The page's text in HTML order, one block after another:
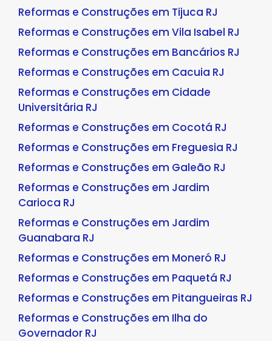
Reformas e Construções em Tijuca RJ
Reformas e Construções em Vila Isabel RJ
Reformas e Construções em Bancários RJ
Reformas e Construções em Cacuia RJ
Reformas e Construções em Cidade
Universitária RJ
Reformas e Construções em Cocotá RJ
Reformas e Construções em Freguesia RJ
Reformas e Construções em Galeão RJ
Reformas e Construções em Jardim
Carioca RJ
Reformas e Construções em Jardim
Guanabara RJ
Reformas e Construções em Moneró RJ
Reformas e Construções em Paquetá RJ
Reformas e Construções em Pitangueiras RJ
Reformas e Construções em Ilha do
Governador RJ